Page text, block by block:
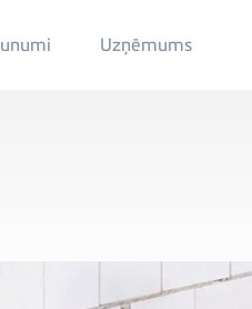
Main
Menu
Uzņēmums